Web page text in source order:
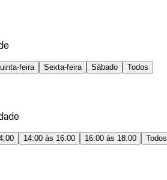
feira Sexta-feira Sábado Todos
14:00 às 16:00 16:00 às 18:00 Todos